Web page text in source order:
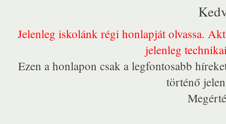
Jelenleg iskolánk régi honlapját olvassa.
jelenleg
Ezen a honlapon csak a legfontosabb
történő